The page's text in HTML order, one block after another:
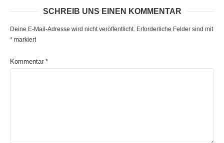
SCHREIB UNS EINEN KOMMENTAR
Deine E-Mail-Adresse wird nicht veröffentlicht. Erforderliche Felder sind mit
* markiert
Kommentar *